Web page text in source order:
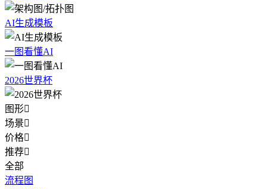
AI生成模板
一图看懂AI
2026世界杯
图形
场景
价格
推荐
全部
流程图